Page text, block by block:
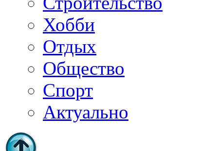
Хобби
Отдых
Общество
Спорт
Актуально